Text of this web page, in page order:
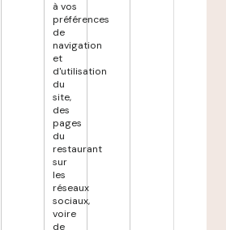
à vos
préférences
de
navigation
et
d'utilisation
du
site,
des
pages
du
restaurant
sur
les
réseaux
sociaux,
voire
de